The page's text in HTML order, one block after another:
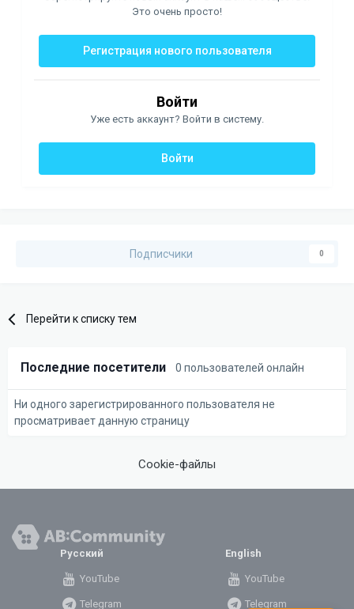
Это очень просто!
Регистрация нового пользователя
Войти
Уже есть аккаунт? Войти в систему.
Войти
Подписчики 0
Перейти к списку тем
Последние посетители 0 пользователей онлайн
Ни одного зарегистрированного пользователя не
просматривает данную страницу
Cookie-файлы
Русский
YouTube
Telegram
English
YouTube
Telegram